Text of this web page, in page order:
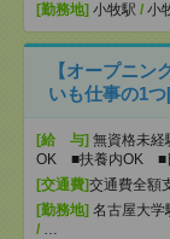
[勤務地] 小牧駅 / 小
【オープニン
いも仕事の1
[給 与] 無資格未
OK ■扶養内OK ■
[交通費]交通費全額
[勤務地] 名古屋大学
/ …